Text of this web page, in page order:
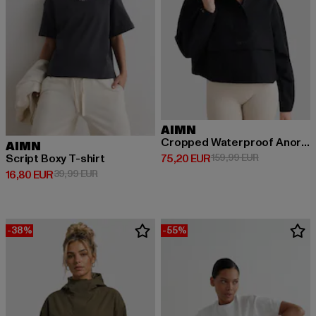
AIMN
Script Boxy T-shirt
16,80 EUR
Derzeitiger Preis: 16,80 EUR
39,99 EURAktionspreis: 39,99 EUR
AIMN
Cropped Waterproof Anorak
75,20 EUR
Derzeitiger Preis: 75,20 EUR
159,99 EURAktionspreis:
-38% -55%